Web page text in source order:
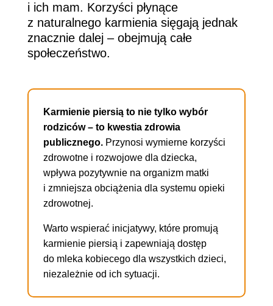
i ich mam. Korzyści płynące
z naturalnego karmienia sięgają jednak
znacznie dalej – obejmują całe
społeczeństwo.
Karmienie piersią to nie tylko wybór
rodziców – to kwestia zdrowia
publicznego.Przynosi wymierne korzyści
zdrowotne i rozwojowe dla dziecka,
wpływa pozytywnie na organizm matki
i zmniejsza obciążenia dla systemu opieki
zdrowotnej.
Warto wspierać inicjatywy, które promują
karmienie piersią i zapewniają dostęp
do mleka kobiecego dla wszystkich dzieci,
niezależnie od ich sytuacji.